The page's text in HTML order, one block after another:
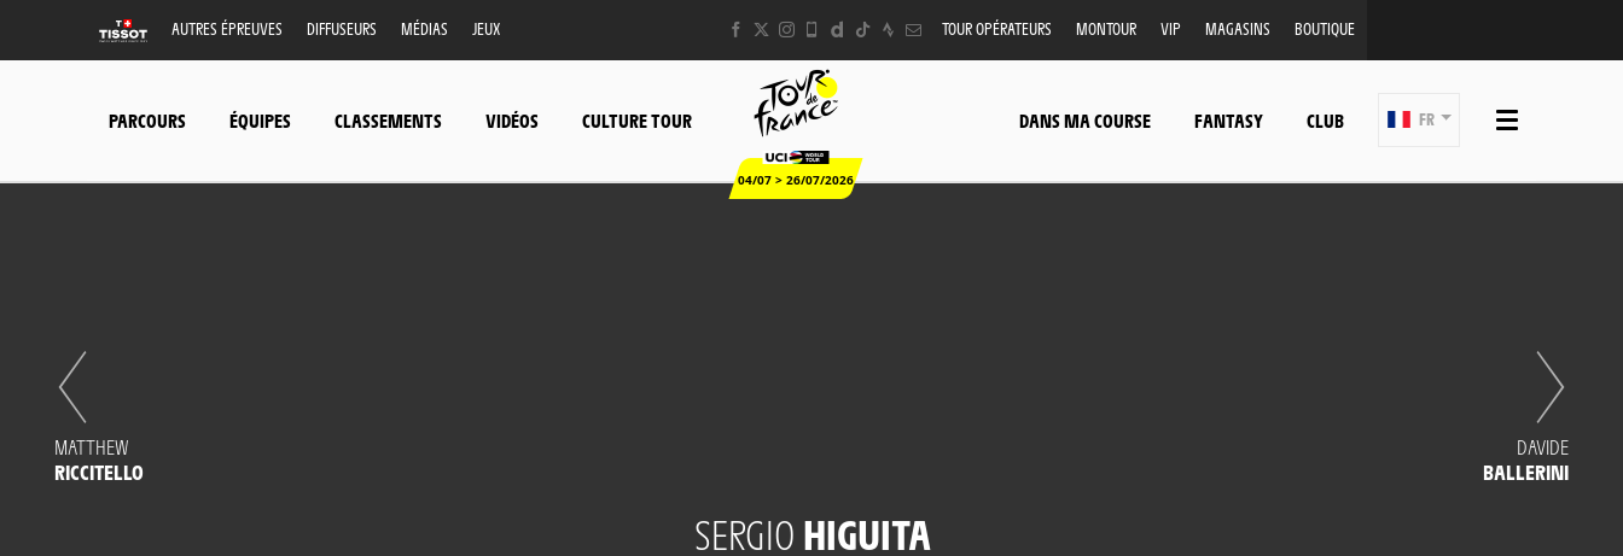
AUTRES ÉPREUVES DIFFUSEURS MÉDIAS JEUX TOUR OPÉRATEURS MONTOUR VIP MAGASINS BOUTIQUE
PARCOURS ÉQUIPES CLASSEMENTS VIDÉOS CULTURE TOUR
04/07 > 26/07/2026
DANS MA COURSE FANTASY CLUB FR
SERGIO HIGUITA
MATTHEW
RICCITELLO
DAVIDE
BALLERINI